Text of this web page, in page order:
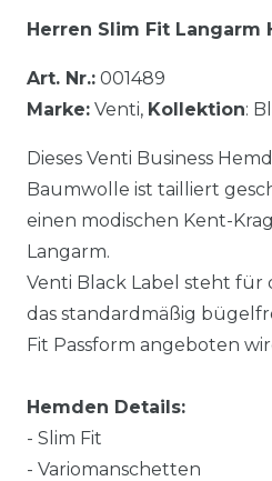
Herren Slim Fit Langarm
Art. Nr.: 001489
Marke: Venti, Kollektion:
Dieses Venti Business
Baumwolle ist tailliert
einen modischen Kent-
Langarm.
Venti Black Label steht für
das standardmäßig
Fit Passform angeboten
Hemden Details:
- Slim Fit
- Variomanschetten